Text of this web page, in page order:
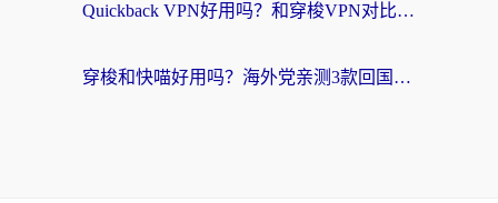
Quickback VPN好用吗？和穿梭VPN对比哪个回国效果更好？海外党必看的真实测评与选择指南
穿梭和快喵好用吗？海外党亲测3款回国加速器，附日本回国VPN避坑指南